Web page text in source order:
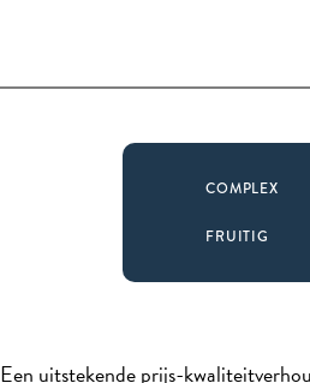
COMPLEX
FRUITIG
Een uitstekende prijs-